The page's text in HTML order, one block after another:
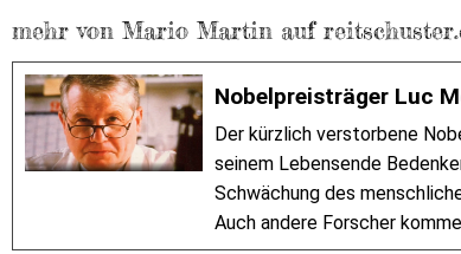
mehr von Mario Martin auf
Nobelpreisträger Luc
Der kürzlich verstorbene
seinem Lebensende
Schwächung des
Auch andere Forscher